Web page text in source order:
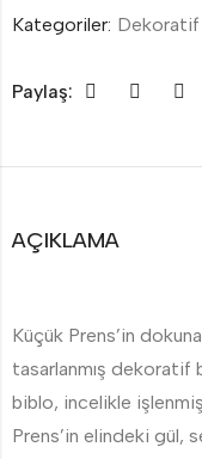
Kategoriler: Dekoratif
Paylaş:
AÇIKLAMA
Küçük Prens’in
tasarlanmış dekoratif
biblo, incelikle
Prens’in elindeki gül,